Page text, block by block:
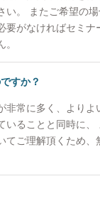
い。 またご希望の
要がなければセミナ
すか？
非常に多く、よりよ
いることと同時に、
てご理解頂くため、